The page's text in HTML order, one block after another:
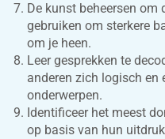
De kunst beheersen om
gebruiken om sterkere
om je heen.
Leer gesprekken te
anderen zich logisch en
onderwerpen.
Identificeer het meest
op basis van hun